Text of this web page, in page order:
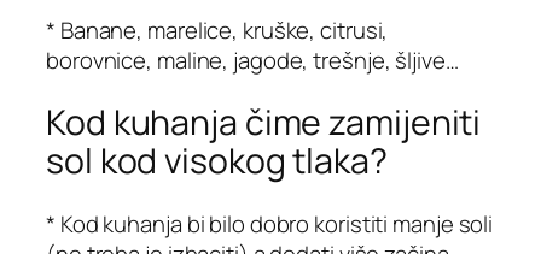
* Banane, marelice, kruške, citrusi,
borovnice, maline, jagode, trešnje, šljive…
Kod kuhanja čime zamijeniti
sol kod visokog tlaka?
* Kod kuhanja bi bilo dobro koristiti manje soli